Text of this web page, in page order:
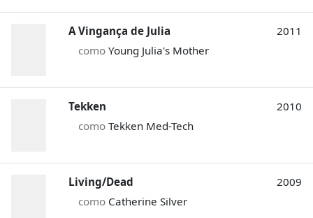
A Vingança de Julia
como Young Julia's Mother
2011
Tekken
como Tekken Med-Tech
2010
Living/Dead
como Catherine Silver
2009